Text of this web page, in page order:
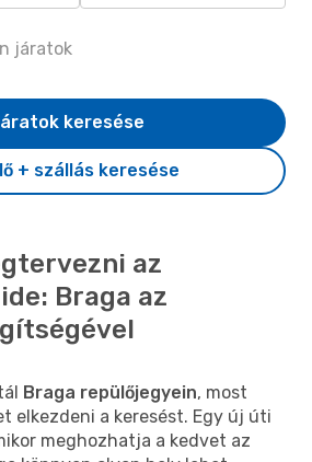
járatok
+ szállás keresése
keresése
az
Braga az
Braga repülőjegyein, most
elkezdeni a keresést. Egy új úti
meghozhatja a kedvet az